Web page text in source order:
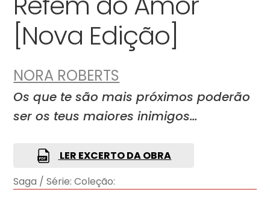
[Nova Edição]
NORA ROBERTS
Os que te são mais próximos poderão
ser os teus maiores inimigos…
LER EXCERTO DA OBRA
Saga / Série: Coleção: